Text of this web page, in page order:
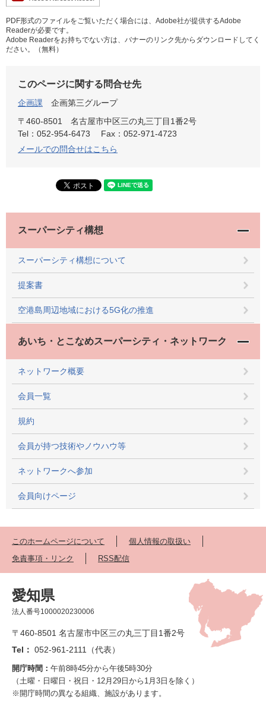
PDF形式のファイルをご覧いただく場合には、Adobe社が提供するAdobe
Readerが必要です。
Adobe Readerをお持ちでない方は、バナーのリンク先からダウンロードしてく
ださい。（無料）
このページに関する問合せ先
企画課
企画第三グループ
〒460-8501
名古屋市中区三の丸三丁目1番2号
Tel：052-954-6473
Fax：052-971-4723
メールでの問合せはこちら
スーパーシティ構想
スーパーシティ構想について
提案書
空港島周辺地域における5G化の推進
あいち・とこなめスーパーシティ・ネットワーク
ネットワーク概要
会員一覧
規約
会員が持つ技術やノウハウ等
ネットワークへ参加
会員向けページ
このホームページについて
個人情報の取扱い
免責事項・リンク
RSS配信
愛知県
法人番号1000020230006
〒460-8501 名古屋市中区三の丸三丁目1番2号
Tel： 052-961-2111（代表）
開庁時間： 午前8時45分から午後5時30分
（土曜・日曜日・祝日・12月29日から1月3日を除く）
※開庁時間の異なる組織、施設があります。